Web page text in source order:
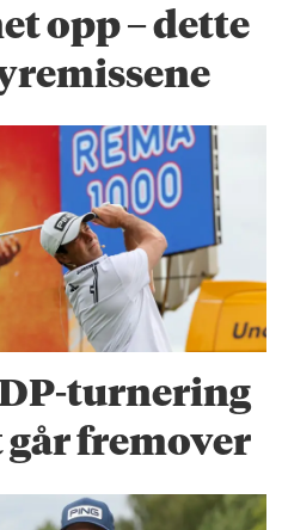
opp – dette
turnering
går fremover